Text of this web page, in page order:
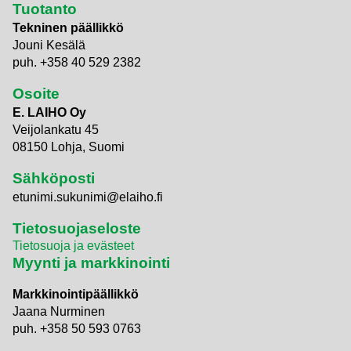
Tuotanto
Tekninen päällikkö
Jouni Kesälä
puh. +358 40 529 2382
Osoite
E. LAIHO Oy
Veijolankatu 45
08150 Lohja, Suomi
Sähköposti
etunimi.sukunimi@elaiho.fi
Tietosuojaseloste
Tietosuoja ja evästeet
Myynti ja markkinointi
Markkinointipäällikkö
Jaana Nurminen
puh. +358 50 593 0763